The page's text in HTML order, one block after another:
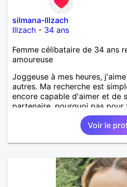
silmana-Illzach
Illzach - 34 ans
Femme célibataire de 34 ans
amoureuse
Joggeuse à mes heures,
autres. Ma recherche est
encore capable d'aimer et de
partenaire, pourquoi pas pour
Voir le